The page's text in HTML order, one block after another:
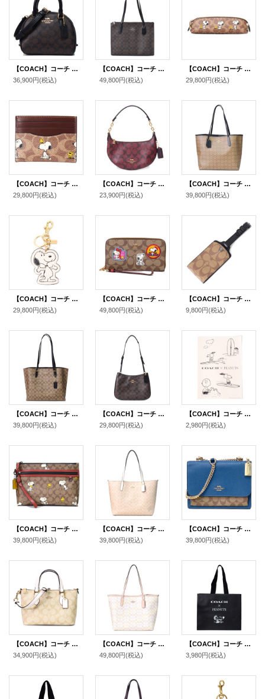
【COACH】コーチ コーティングキャンバス レザー シグネチャー ミニ ドーム サッチェル 2Way ショルダー ハンドバッグ ブラウン×ブラック（日本未発売）
36,900円(税込)
【COACH】コーチ コーティングキャンバス レザー シグネチャー ニーナ キャリーオール トートバッグ ブラウンブラック〔日本未発売〕
49,800円(税込)
【COACH】コーチ スヌーピー ペンケース ピーナッツ コラボ ウッドストック レザー シグネチャー ペンシルケース タン×ブラウンマルチ（日本未発売）
29,800円(税込)
【COACH】コーチ スヌーピー カードケース ピーナッツ コラボ コーティングキャンバス レザー シグネチャー プリント スリム ID パスケース 定期入れ 名刺入れ タンマルチ（日本未発売）
29,800円(税込)
【COACH】コーチ コーティングキャンバス レザー シグネチャー ロゴ ミニ ペイトン ショルダー ハンドバッグ オックスブラッドマルチ(日本未発売）
23,900円(税込)
【COACH】コーチ コーティングキャンバス レザー シグネチャー マイクロ シティ トートバッグ カーキ×ブラック〔日本未発売〕
39,800円(税込)
【COACH】コーチ スヌーピー キーホルダー ピーナッツ コラボ レザー バッグチャーム キーリング チャークマルチ（日本未発売）
29,800円(税込)
【COACH】コーチ キャンバス レザー シグネチャー ピーナッツ コラボ スヌーピー ヴァーシティー ワッペン リストレット ジップ アラウンド 長財布 カーキ（日本未発売）
49,800円(税込)
【COACH】コーチ コーティングキャンバス カーフレザー シグネチャー ラゲージ ネーム タグ キーホルダー カーキ〔日本未発売〕
9,800円(税込)
【COACH】コーチ コーティングキャンバス スムースレザー シグネチャー モリー トートバッグ カーキ×ブラック〔日本未発売〕
39,800円(税込)
【COACH】コーチ コーティングキャンバス レザー シグネチャー ペネロペ ロゴ ショルダー ハンドバッグ ブラウン×ブラック(日本未発売）
29,800円(税込)
【COACH】コーチ スヌーピー ステッカー ピーナッツ コラボ チャーリーブラウン ロゴ シール マルチ（日本未発売）
2,980円(税込)
【COACH】コーチ コーティングキャンバス レザー シグネチャー ピーナッツ コラボ スヌーピー ポーチ クラッチバッグ カーキマルチ〔日本未発売〕
39,800円(税込)
【COACH】コーチ バッグ コーティングキャンバス レザー シグネチャー ロゴ シティ トートバッグ サンド×チャーク〔日本未発売〕
39,800円(税込)
【COACH】コーチ クロスグレインレザー コーティングキャンバス シグネチャー クレア チェーン クロスボディ 2way 斜め掛け ショルダー バッグ カーキ×ディープアトランティック（日本未発売）
39,800円(税込)
【COACH】コーチ コーティングキャンバス レザー シグネチャー ミニ ギャラリー 2WAY クロスボディ ショルダー ハンドバッグ ライトカーキ×チャーク（日本未発売）
34,900円(税込)
【COACH】コーチ バッグ トート コーティングキャンバス レザー シグネチャー ロゴ シティ トートバッグ チャーク×ピンク〔日本未発売〕
49,800円(税込)
【COACH】コーチ スヌーピー ショップバッグ ピーナッツ コラボ ラージ 純正紙袋 ブラックマルチ（送料無料）
3,980円(税込)